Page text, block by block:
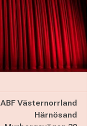
ABF Västernorrland
Härnösand